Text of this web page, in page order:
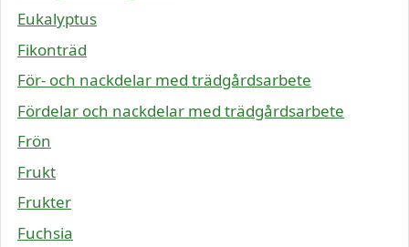
Eukalyptus
Fikonträd
För- och nackdelar med trädgårdsarbete
Fördelar och nackdelar med trädgårdsarbete
Frön
Frukt
Frukter
Fuchsia